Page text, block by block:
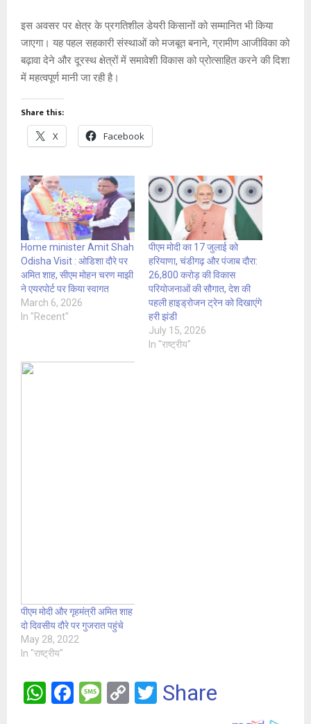
इस अवसर पर क्षेत्र के प्रगतिशील डेयरी किसानों को सम्मानित भी किया
जाएगा। यह पहल सहकारी संस्थाओं को मजबूत बनाने, ग्रामीण आजीविका को
बढ़ावा देने और दूरस्थ क्षेत्रों में समावेशी विकास को प्रोत्साहित करने की दिशा
में महत्वपूर्ण मानी जा रही है।
Share this:
X Facebook
Home minister Amit Shah
Odisha Visit : ओडिशा दौरे पर
अमित शाह, सीएम मोहन चरण माझी
ने एयरपोर्ट पर किया स्वागत
March 6, 2026
In "Recent"
पीएम मोदी का 17 जुलाई को
हरियाणा, चंडीगढ़ और पंजाब दौरा:
26,800 करोड़ की विकास
परियोजनाओं की सौगात, देश की
पहली हाइड्रोजन ट्रेन को दिखाएंगे
हरी झंडी
July 15, 2026
In "राष्ट्रीय"
पीएम मोदी और गृहमंत्री अमित शाह
दो दिवसीय दौरे पर गुजरात पहुंचे
May 28, 2022
In "राष्ट्रीय"
W
F
M
C
T
Share